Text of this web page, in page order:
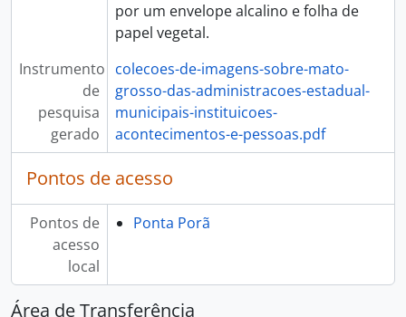
por um envelope alcalino e folha de
papel vegetal.
Instrumento
de
pesquisa
gerado
colecoes-de-imagens-sobre-mato-
grosso-das-administracoes-estadual-
municipais-instituicoes-
acontecimentos-e-pessoas.pdf
Pontos de acesso
Pontos de
acesso
local
Ponta Porã
Área de Transferência